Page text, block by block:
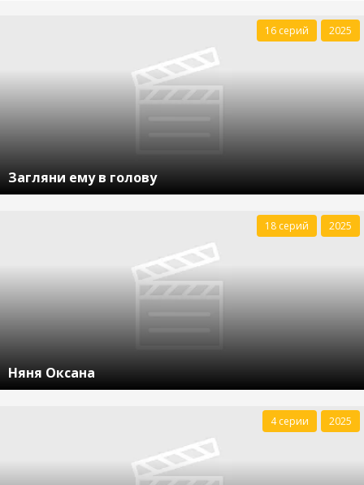
Загляни ему в голову
16 серий 2025
Няня Оксана
18 серий 2025
4 серии 2025